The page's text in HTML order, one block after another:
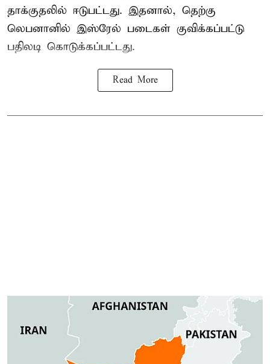
தாக்குதலில் ஈடுபட்டது. இதனால், தெற்கு
லெபனானில் இஸ்ரேல் படைகள் குவிக்கப்பட்டு
பதிலடி கொடுக்கப்பட்டது.
Read More